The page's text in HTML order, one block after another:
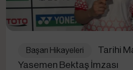
Başarı Hikayeleri
Tarihi
Yasemen Bektaş İmzası